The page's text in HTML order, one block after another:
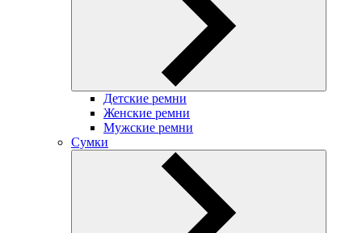
Детские ремни
Женские ремни
Мужские ремни
Сумки